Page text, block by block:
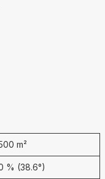
m²
% (38.6°)